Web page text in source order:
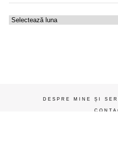
Uzina
DESPRE MINE ȘI